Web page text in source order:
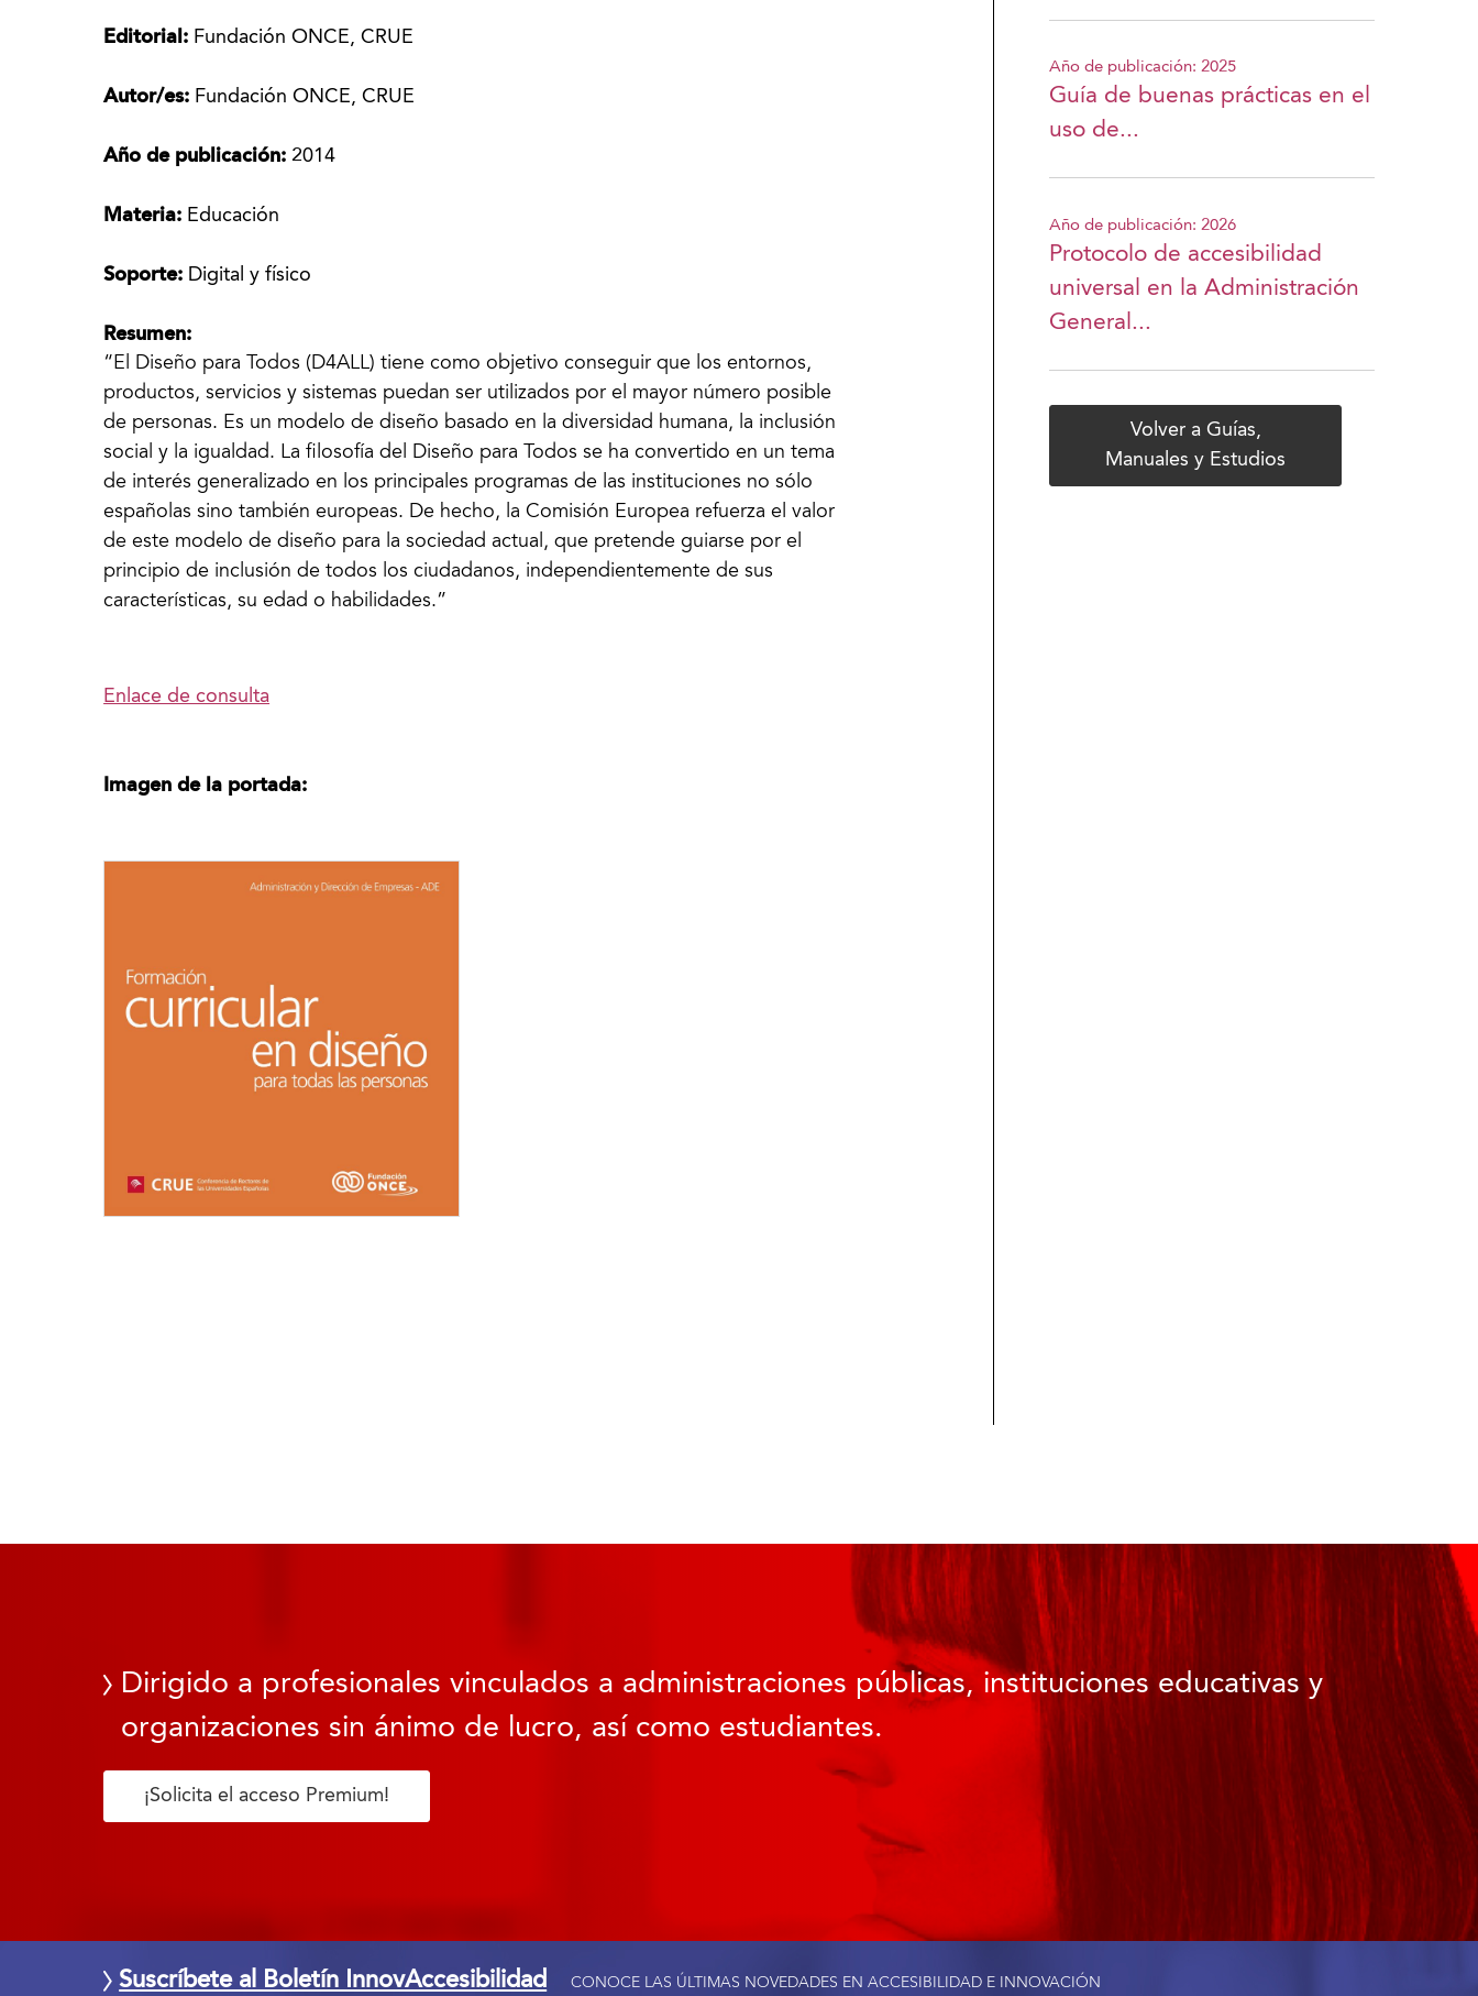
Editorial: Fundación ONCE, CRUE
Autor/es: Fundación ONCE, CRUE
Año de publicación: 2014
Materia: Educación
Soporte: Digital y físico
Resumen:
“El Diseño para Todos (D4ALL) tiene como objetivo conseguir que los entornos,
productos, servicios y sistemas puedan ser utilizados por el mayor número posible
de personas. Es un modelo de diseño basado en la diversidad humana, la inclusión
social y la igualdad. La filosofía del Diseño para Todos se ha convertido en un tema
de interés generalizado en los principales programas de las instituciones no sólo
españolas sino también europeas. De hecho, la Comisión Europea refuerza el valor
de este modelo de diseño para la sociedad actual, que pretende guiarse por el
principio de inclusión de todos los ciudadanos, independientemente de sus
características, su edad o habilidades.”
Enlace de consulta
Imagen de la portada:
Año de publicación: 2025
Guía de buenas prácticas en el
uso de...
Año de publicación: 2026
Protocolo de accesibilidad
universal en la Administración
General...
Volver a Guías,
Manuales y Estudios
Dirigido a profesionales vinculados a administraciones públicas, instituciones educativas y
organizaciones sin ánimo de lucro, así como estudiantes.
¡Solicita el acceso Premium!
Suscríbete al Boletín InnovAccesibilidad CONOCE LAS ÚLTIMAS NOVEDADES EN ACCESIBILIDAD E INNOVACIÓN